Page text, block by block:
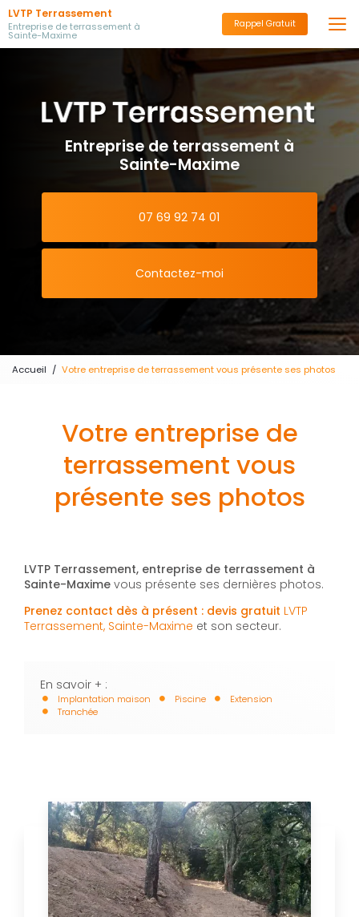
Aller
au
contenu
principal
LVTP Terrassement
Entreprise de terrassement à
Sainte-Maxime
Rappel Gratuit
Entreprise de terrassement à
Sainte-Maxime
07 69 92 74 01
Contactez-moi
Accueil Votre entreprise de terrassement vous présente ses photos
Votre entreprise de
terrassement vous
présente ses photos
LVTP Terrassement, entreprise de terrassement à
Sainte-Maxime vous présente ses dernières photos.
Prenez contact dès à présent : devis gratuit LVTP
Terrassement, Sainte-Maxime et son secteur.
En savoir + :
Implantation maison Piscine
Extension
Tranchée